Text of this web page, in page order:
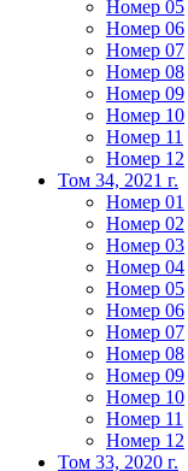
Номер 05
Номер 06
Номер 07
Номер 08
Номер 09
Номер 10
Номер 11
Номер 12
Том 34, 2021 г.
Номер 01
Номер 02
Номер 03
Номер 04
Номер 05
Номер 06
Номер 07
Номер 08
Номер 09
Номер 10
Номер 11
Номер 12
Том 33, 2020 г.